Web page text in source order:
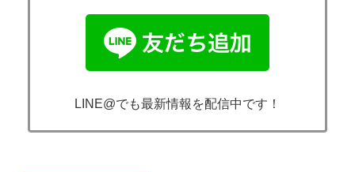
LINE@でも最新情報を配信中です！